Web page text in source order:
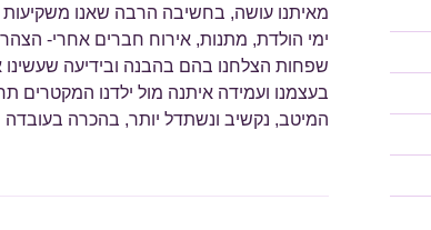
מאיתנו עושה, בחשיבה הרבה שאנו משקיעות
ימי הולדת, מתנות, אירוח חברים אחרי-
שפחות הצלחנו בהם בהבנה ובידיעה שעשינו
בעצמנו ועמידה איתנה מול ילדנו המקטרים
המיטב, נקשיב ונשתדל יותר, בהכרה